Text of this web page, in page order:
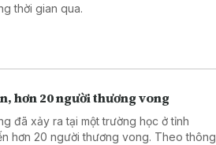
thời gian qua.
hơn 20 người thương vong
đã xảy ra tại một trường học ở tỉnh
hơn 20 người thương vong. Theo thông